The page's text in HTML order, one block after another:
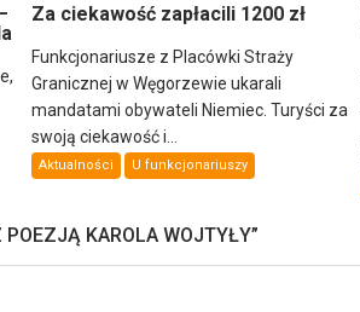
Za ciekawość zapłacili 1200 zł
Funkcjonariusze z Placówki Straży
Granicznej w Węgorzewie ukarali
mandatami obywateli Niemiec. Turyści za
swoją ciekawość i...
Aktualności U funkcjonariuszy
POEZJĄ KAROLA WOJTYŁY”